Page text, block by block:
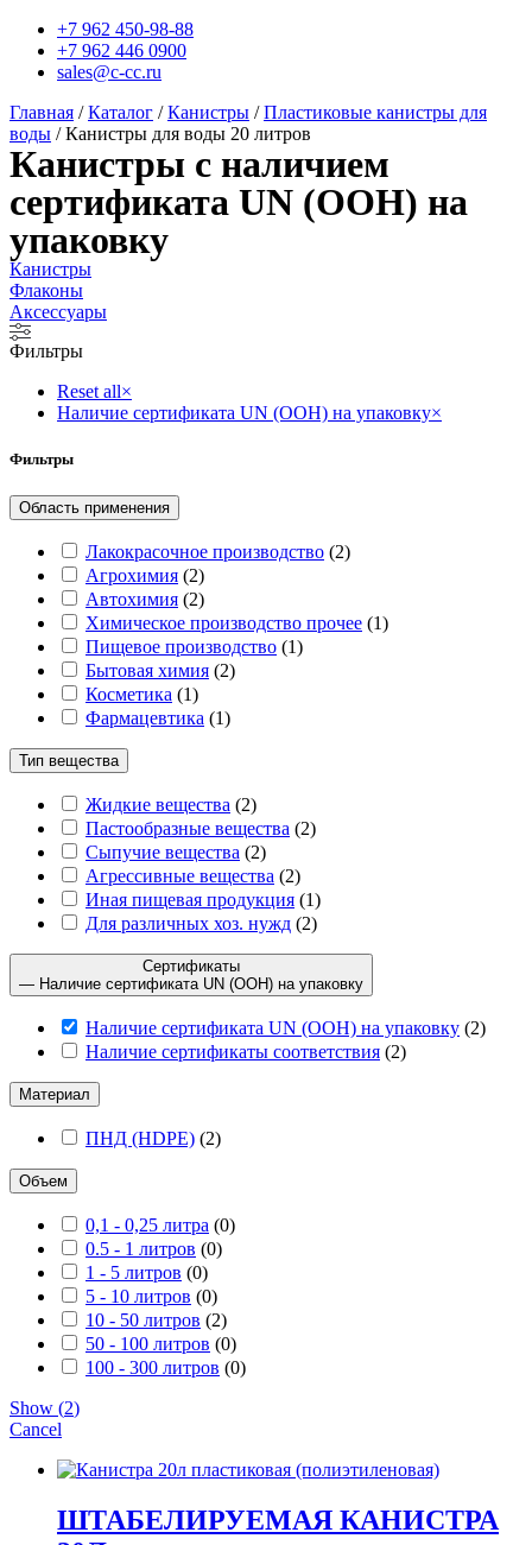
+7 962 450-98-88
+7 962 446 0900
sales@c-cc.ru
Главная /Каталог /Канистры /Пластиковые канистры для
воды / Канистры для воды 20 литров
Канистры с наличием
сертификата UN (ООН) на
упаковку
Канистры
Флаконы
Аксессуары
Фильтры
Reset all×
Наличие сертификата UN (ООН) на упаковку×
Фильтры
Область применения
Лакокрасочное производство (2)
Агрохимия (2)
Автохимия (2)
Химическое производство прочее (1)
Пищевое производство (1)
Бытовая химия (2)
Косметика (1)
Фармацевтика (1)
Тип вещества
Жидкие вещества (2)
Пастообразные вещества (2)
Сыпучие вещества (2)
Агрессивные вещества (2)
Иная пищевая продукция (1)
Для различных хоз. нужд (2)
Сертификаты
— Наличие сертификата UN (ООН) на упаковку
Наличие сертификата UN (ООН) на упаковку (2)
Наличие сертификаты соответствия (2)
Материал
ПНД (HDPE) (2)
Объем
0,1 - 0,25 литра (0)
0.5 - 1 литров (0)
1 - 5 литров (0)
5 - 10 литров (0)
10 - 50 литров (2)
50 - 100 литров (0)
100 - 300 литров (0)
Show (2)
Cancel
ШТАБЕЛИРУЕМАЯ КАНИСТРА